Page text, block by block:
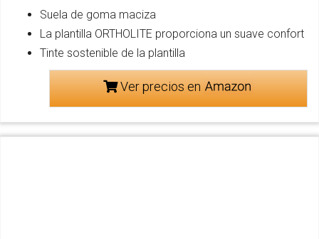
Suela de goma maciza
La plantilla ORTHOLITE proporciona un suave confort
Tinte sostenible de la plantilla
Ver precios en